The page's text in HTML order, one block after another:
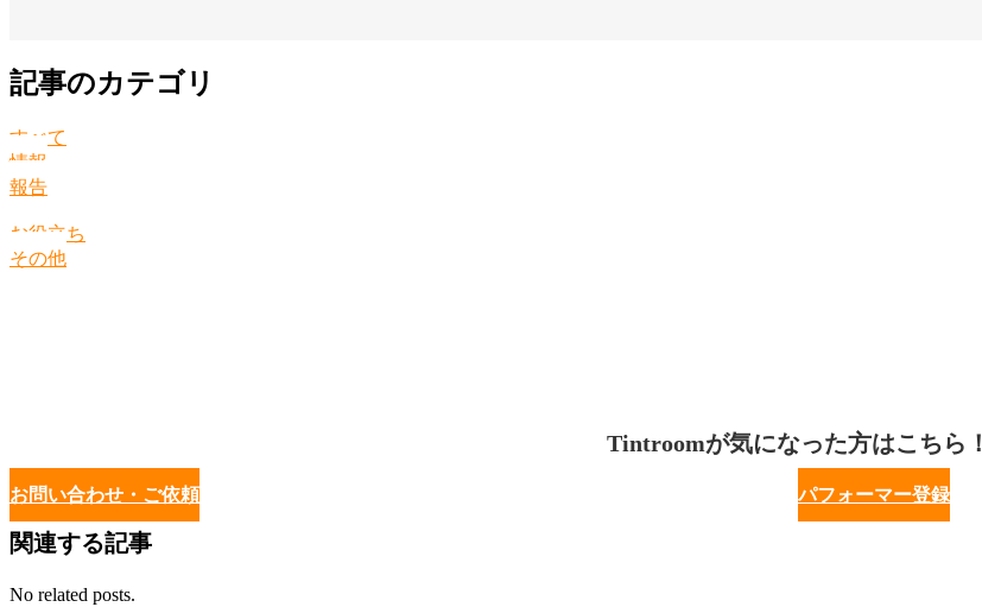
記事のカテゴリ
すべて
情報
報告
お役立ち
その他
Tintroomが気になった方はこちら！
お問い合わせ・ご依頼 パフォーマー登録
関連する記事
No related posts.